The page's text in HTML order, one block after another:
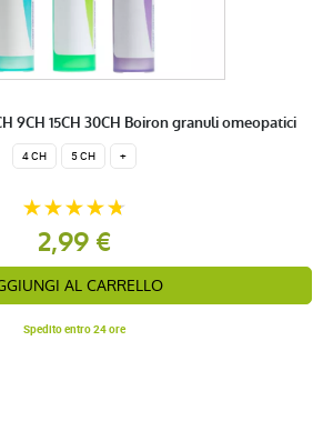
9CH 15CH 30CH Boiron granuli omeopatici
4 CH 5 CH +
2,99 €
AL CARRELLO
Spedito entro 24 ore